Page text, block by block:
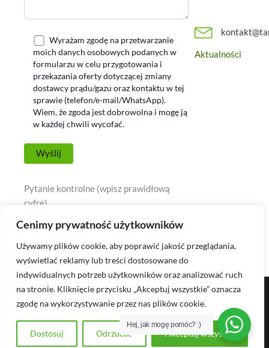
Cenimy prywatność użytkowników
Używamy plików cookie, aby poprawić jakość przeglądania,
wyświetlać reklamy lub treści dostosowane do
indywidualnych potrzeb użytkowników oraz analizować ruch
na stronie. Kliknięcie przycisku „Akceptuj wszystkie” oznacza
zgodę na wykorzystywanie przez nas plików cookie.
Dostosuj Odrzucać Akceptuj wszystko
Wyrażam zgodę na przetwarzanie
moich danych osobowych podanych w
formularzu w celu przygotowania i
przekazania oferty dotyczącej zmiany
dostawcy prądu/gazu oraz kontaktu w tej
sprawie (telefon/e-mail/WhatsApp).
Wiem, że zgoda jest dobrowolna i mogę ją
w każdej chwili wycofać.
Pytanie kontrolne (wpisz prawidłową
cyfrę)
Aktualności
©2026. Tanipradw.de | Wykonane przez RMagency.pl
F
a
I
n
T
i
Hej, jak mogę pomóc? :)